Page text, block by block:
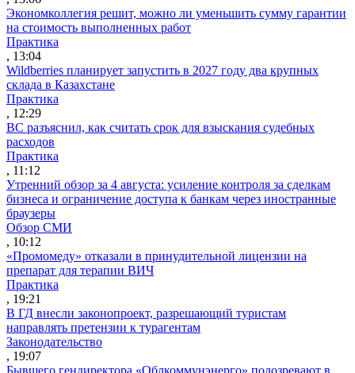
Экономколлегия решит, можно ли уменьшить сумму гарантии
на стоимость выполненных работ
Практика
, 13:04
Wildberries планирует запустить в 2027 году два крупных
склада в Казахстане
Практика
, 12:29
ВС разъяснил, как считать срок для взыскания судебных
расходов
Практика
, 11:12
Утренний обзор за 4 августа: усиление контроля за сделкам
бизнеса и ограничение доступа к банкам через иностранные
браузеры
Обзор СМИ
, 10:12
«Промомеду» отказали в принудительной лицензии на
препарат для терапии ВИЧ
Практика
, 19:21
В ГД внесли законопроект, разрешающий туристам
направлять претензии к турагентам
Законодательство
, 19:07